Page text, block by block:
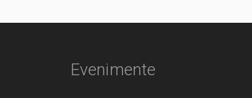
Evenimente